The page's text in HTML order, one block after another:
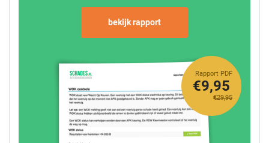
bekijk rapport
Rapport PDF
€29,95
€9,95